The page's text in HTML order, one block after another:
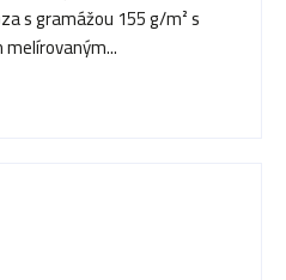
s gramážou 155 g/m² s